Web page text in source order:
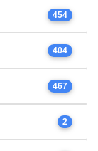
454
404
467
2